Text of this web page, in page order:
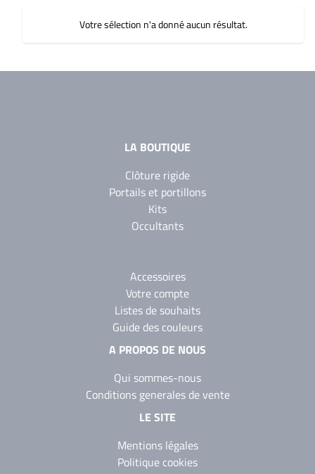
Votre sélection n'a donné aucun résultat.
LA BOUTIQUE
Clôture rigide
Portails et portillons
Kits
Occultants
Accessoires
Votre compte
Listes de souhaits
Guide des couleurs
A PROPOS DE NOUS
Qui sommes-nous
Conditions generales de vente
LE SITE
Mentions légales
Politique cookies